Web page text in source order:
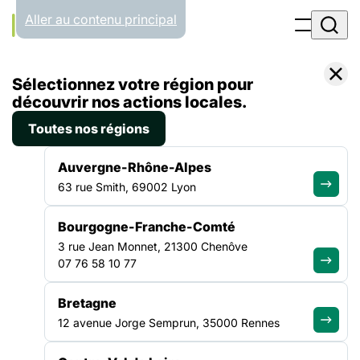
Panneau de gestion des cookies
Aller au contenu principal
Accueil Liste des actualités Les adhérents vigilants à la déclinaison de la réforme de l’hébergement d’urgence dans les territoires ligériens
ACTUALITÉ|14 DÉCEMBRE 2021
Les adhérents vigilants à la
déclinaison de la réforme de
l’hébergement d’urgence
dans les territoires ligériens
L’instruction du 26 mai 2021 relative au pilotage du parc
d’hébergement et pour la mise en œuvre du logement d’abord
prévoit une campagne de programmation pluriannuelle et
Sélectionnez votre région pour
découvrir nos actions locales.
Toutes nos régions
Auvergne-Rhône-Alpes
63 rue Smith, 69002 Lyon
Bourgogne-Franche-Comté
3 rue Jean Monnet, 21300 Chenôve
07 76 58 10 77
Bretagne
12 avenue Jorge Semprun, 35000 Rennes